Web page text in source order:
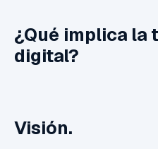
¿Qué implica la
digital?
Visión.